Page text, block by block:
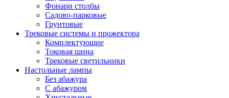
Фонари столбы
Садово-парковые
Грунтовые
Трековые системы и прожектора
Комплектующие
Токовая шина
Трековые светильники
Настольные лампы
Без абажура
С абажуром